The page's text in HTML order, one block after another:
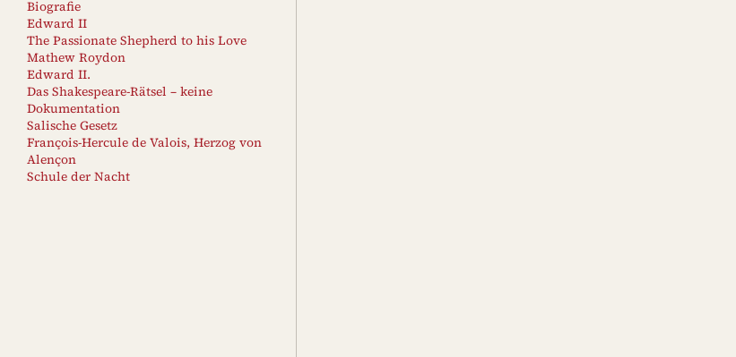
Biografie
Edward II
The Passionate Shepherd to his Love
Mathew Roydon
Edward II.
Das Shakespeare-Rätsel – keine
Dokumentation
Salische Gesetz
François-Hercule de Valois, Herzog von
Alençon
Schule der Nacht